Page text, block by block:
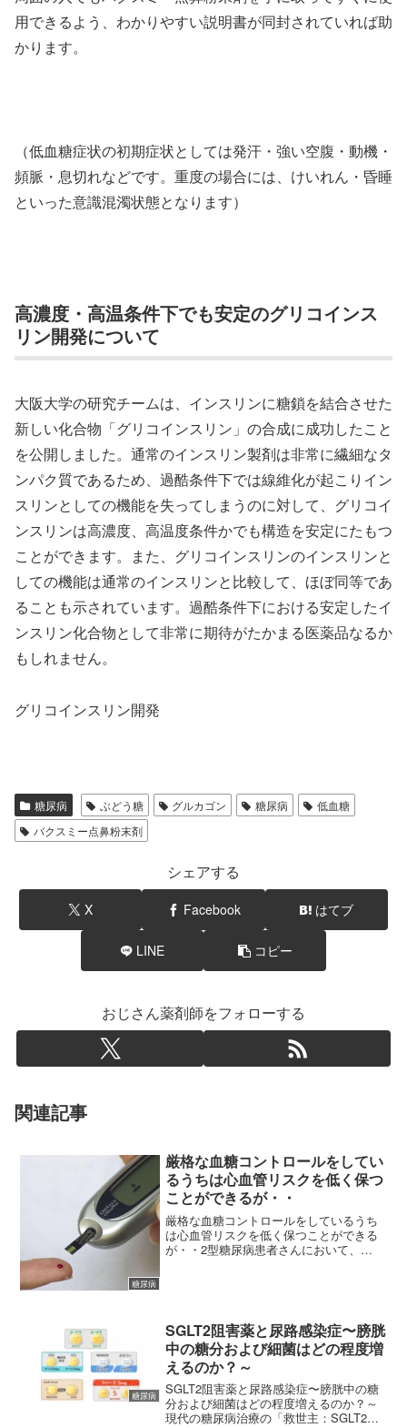
用できるよう、わかりやすい説明書が同封されていれば助
かります。
（低血糖症状の初期症状としては発汗・強い空腹・動機・
頻脈・息切れなどです。重度の場合には、けいれん・昏睡
といった意識混濁状態となります）
高濃度・高温条件下でも安定のグリコインス
リン開発について
大阪大学の研究チームは、インスリンに糖鎖を結合させた
新しい化合物「グリコインスリン」の合成に成功したこと
を公開しました。通常のインスリン製剤は非常に繊細なタ
ンパク質であるため、過酷条件下では線維化が起こりイン
スリンとしての機能を失ってしまうのに対して、グリコイ
ンスリンは高濃度、高温度条件かでも構造を安定にたもつ
ことができます。また、グリコインスリンのインスリンと
しての機能は通常のインスリンと比較して、ほぼ同等であ
ることも示されています。過酷条件下における安定したイ
ンスリン化合物として非常に期待がたかまる医薬品なるか
もしれません。
グリコインスリン開発
糖尿病 ぶどう糖 グルカゴン 糖尿病
低血糖
バクスミー点鼻粉末剤
シェアする
X Facebook はてブ
LINE コピー
おじさん薬剤師をフォローする
関連記事
糖尿病
厳格な血糖コントロールをしてい
るうちは心血管リスクを低く保つ
ことができるが・・
厳格な血糖コントロールをしているうち
は心血管リスクを低く保つことができる
が・・2型糖尿病患者さんにおいて、
糖尿病
SGLT2阻害薬と尿路感染症〜膀胱
中の糖分および細菌はどの程度増
えるのか？～
SGLT2阻害薬と尿路感染症〜膀胱中の糖
分および細菌はどの程度増えるのか？～
現代の糖尿病治療の「救世主：SGLT2阻